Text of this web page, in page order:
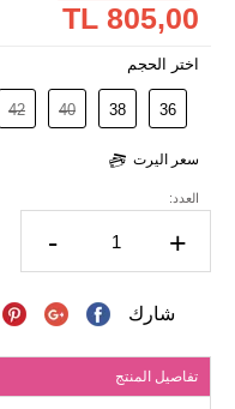
805,00 TL
اختر الحجم
36
38
40
42
سعر اليرت
العدد:
- +
شارك
تفاصيل المنتج